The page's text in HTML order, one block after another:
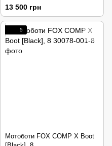
13 500 грн
5
Мотоботи FOX COMP X Boot